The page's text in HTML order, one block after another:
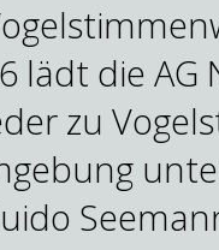
lädt die
zu